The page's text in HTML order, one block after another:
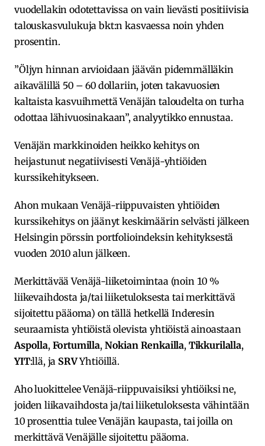
vuodellakin odotettavissa on vain lievästi positiivisia
talouskasvulukuja bkt:n kasvaessa noin yhden
prosentin.
”Öljyn hinnan arvioidaan jäävän pidemmälläkin
aikavälillä 50 – 60 dollariin, joten takavuosien
kaltaista kasvuihmettä Venäjän taloudelta on turha
odottaa lähivuosinakaan”, analyytikko ennustaa.
Venäjän markkinoiden heikko kehitys on
heijastunut negatiivisesti Venäjä-yhtiöiden
kurssikehitykseen.
Ahon mukaan Venäjä-riippuvaisten yhtiöiden
kurssikehitys on jäänyt keskimäärin selvästi jälkeen
Helsingin pörssin portfolioindeksin kehityksestä
vuoden 2010 alun jälkeen.
Merkittävää Venäjä-liiketoimintaa (noin 10 %
liikevaihdosta ja/tai liiketuloksesta tai merkittävä
sijoitettu pääoma) on tällä hetkellä Inderesin
seuraamista yhtiöistä olevista yhtiöistä ainoastaan
Aspolla, Fortumilla, Nokian Renkailla, Tikkurilalla,
YIT:llä, ja SRVYhtiöillä.
Aho luokittelee Venäjä-riippuvaisiksi yhtiöiksi ne,
joiden liikavaihdosta ja/tai liiketuloksesta vähintään
10 prosenttia tulee Venäjän kaupasta, tai joilla on
merkittävä Venäjälle sijoitettu pääoma.